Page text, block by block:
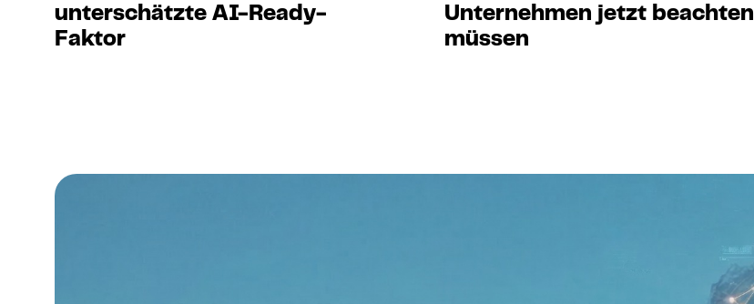
unterschätzte AI-Ready-
Faktor
Unternehmen jetzt beachten
müssen